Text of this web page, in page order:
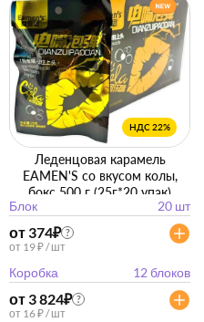
НДС 22%
Леденцовая карамель
EAMEN'S со вкусом колы,
бокс 500 г (25г*20 упак)
Блок
20 шт
от 374₽ ?
от 19 ₽ / шт
Коробка 12 блоков
от 3 824₽ ?
от 16 ₽ / шт